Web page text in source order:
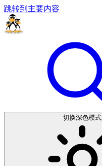
跳转到主要内容
切换深色模式